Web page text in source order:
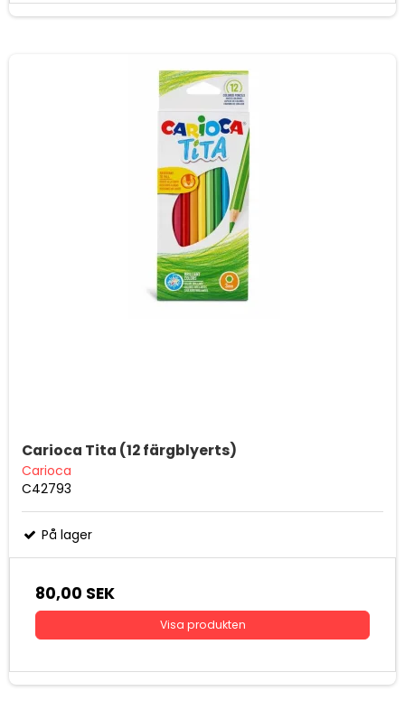
Carioca Tita (12 färgblyerts)
Carioca
C42793
På lager
80,00 SEK
Visa produkten